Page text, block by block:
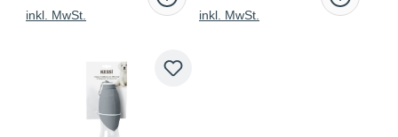
inkl. MwSt. inkl. MwSt.